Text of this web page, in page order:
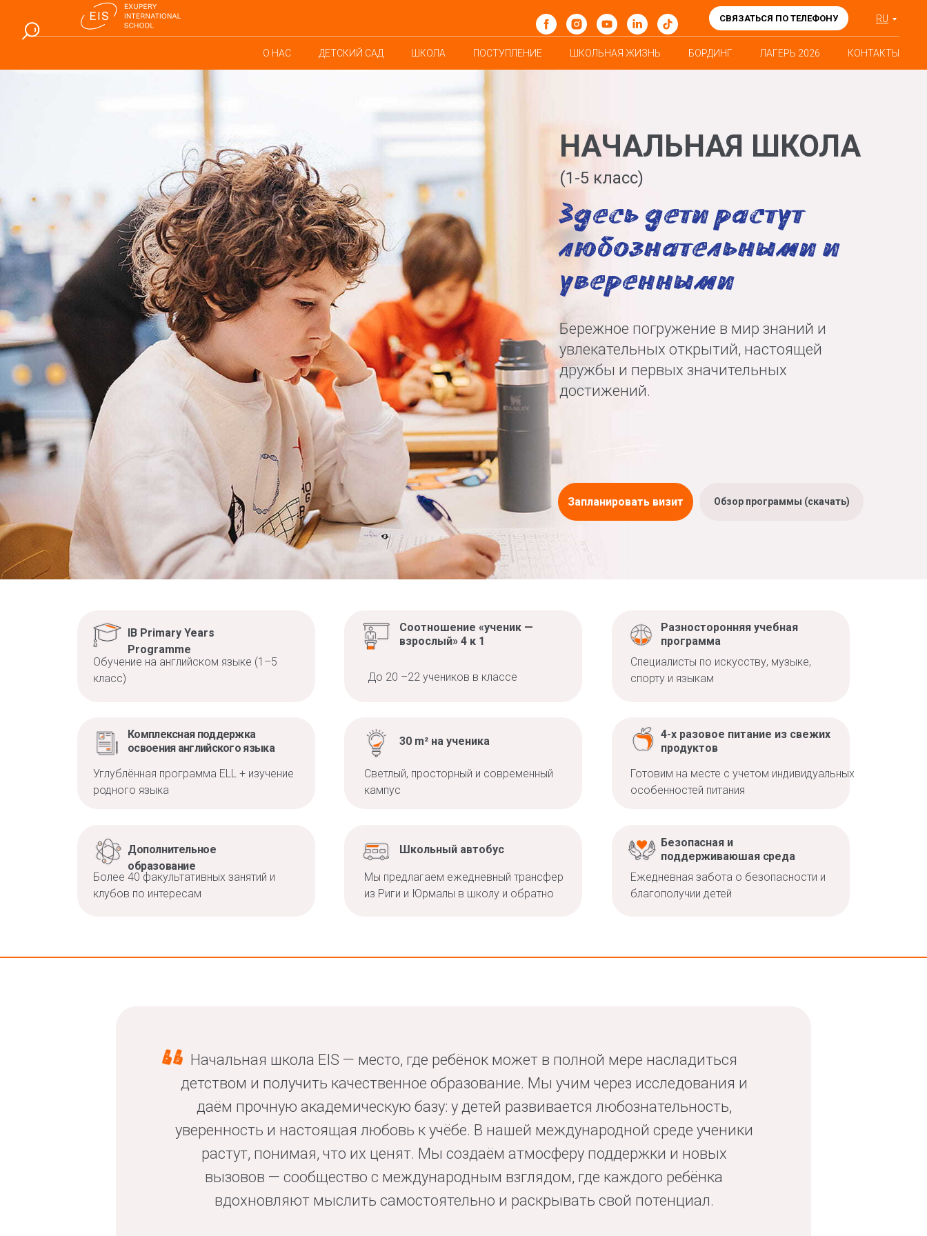
СВЯЗАТЬСЯ ПО ТЕЛЕФОНУ RU
О НАС ДЕТСКИЙ САД ШКОЛА ПОСТУПЛЕНИЕ ШКОЛЬНАЯ ЖИЗНЬ БОРДИНГ ЛАГЕРЬ 2026 КОНТАКТЫ
НАЧАЛЬНАЯ ШКОЛА
Бережное погружение в мир знаний и
увлекательных открытий, настоящей
дружбы и первых значительных
достижений.
(1-5 класс)
Запланировать визит Обзор программы (скачать)
Здесь дети растут
любознательными и
уверенными
Ежедневная забота о безопасности и
благополучии детей
Безопасная и
поддерживаюшая среда
Мы предлагаем ежедневный трансфер
из Риги и Юрмалы в школу и обратно
Школьный автобус
Светлый, просторный и современный
кампус
30 m² на ученика
Более 40 факультативных занятий и
клубов по интересам
Дополнительное
образование
Углублённая программа ELL + изучение
родного языка
Комплексная поддержка
освоения английского языка
Специалисты по искусству, музыке,
спорту и языкам
Разносторонняя учебная
программа
Обучение на английском языке (1–5
класс)
IB Primary Years
Programme
До 20 –22 учеников в классе
Соотношение «ученик —
взрослый» 4 к 1
Готовим на месте с учетом индивидуальных
особенностей питания
4-х разовое питание из свежих
продуктов
Начальная школа EIS — место, где ребёнок может в полной мере насладиться
детством и получить качественное образование. Мы учим через исследования и
даём прочную академическую базу: у детей развивается любознательность,
уверенность и настоящая любовь к учёбе. В нашей международной среде ученики
растут, понимая, что их ценят. Мы создаём атмосферу поддержки и новых
вызовов — сообщество с международным взглядом, где каждого ребёнка
вдохновляют мыслить самостоятельно и раскрывать свой потенциал.